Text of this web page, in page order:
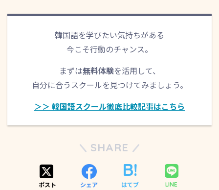
韓国語を学びたい気持ちがある
今こそ行動のチャンス。
まずは無料体験を活用して、
自分に合うスクールを見つけてみましょう。
＞＞ 韓国語スクール徹底比較記事はこちら
SHARE
ポスト シェア はてブ LINE